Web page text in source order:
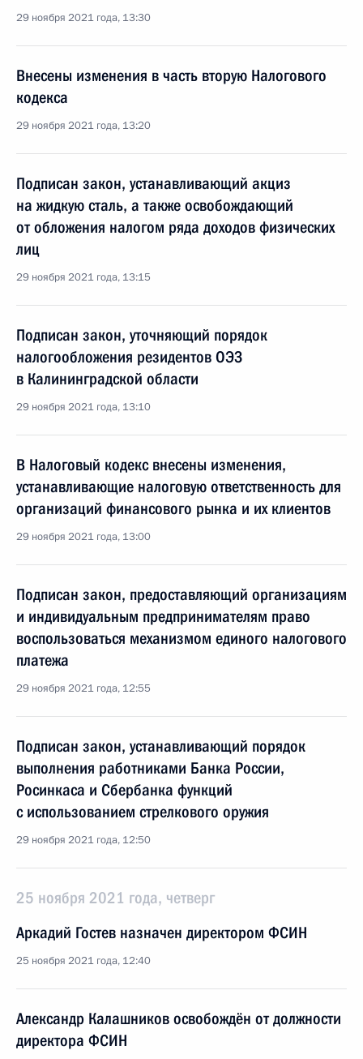
29 ноября 2021 года, 13:30
Внесены изменения в часть вторую Налогового
кодекса
29 ноября 2021 года, 13:20
Подписан закон, устанавливающий акциз
на жидкую сталь, а также освобождающий
от обложения налогом ряда доходов физических
лиц
29 ноября 2021 года, 13:15
Подписан закон, уточняющий порядок
налогообложения резидентов ОЭЗ
в Калининградской области
29 ноября 2021 года, 13:10
В Налоговый кодекс внесены изменения,
устанавливающие налоговую ответственность для
организаций финансового рынка и их клиентов
29 ноября 2021 года, 13:00
Подписан закон, предоставляющий организациям
и индивидуальным предпринимателям право
воспользоваться механизмом единого налогового
платежа
29 ноября 2021 года, 12:55
Подписан закон, устанавливающий порядок
выполнения работниками Банка России,
Росинкаса и Сбербанка функций
с использованием стрелкового оружия
29 ноября 2021 года, 12:50
25 ноября 2021 года, четверг
Аркадий Гостев назначен директором ФСИН
25 ноября 2021 года, 12:40
Александр Калашников освобождён от должности
директора ФСИН